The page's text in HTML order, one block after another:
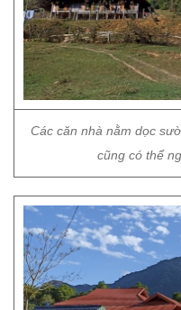
Các căn nhà nằm dọc
cũng có thể